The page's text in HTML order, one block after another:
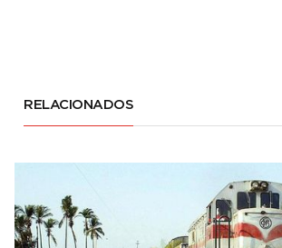
RELACIONADOS